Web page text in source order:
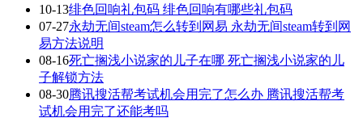
10-13绯色回响礼包码 绯色回响有哪些礼包码
07-27永劫无间steam怎么转到网易 永劫无间steam转到网
易方法说明
08-16死亡搁浅小说家的儿子在哪 死亡搁浅小说家的儿
子解锁方法
08-30腾讯搜活帮考试机会用完了怎么办 腾讯搜活帮考
试机会用完了还能考吗